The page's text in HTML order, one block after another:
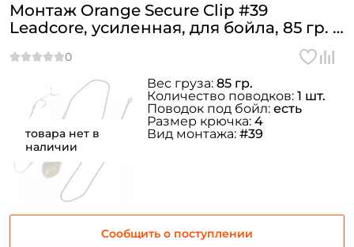
товара нет в
наличии
Монтаж Orange Secure Clip #39
Leadcore, усиленная, для бойла, 85 гр. (1
Сообщить о поступлении
Вес груза: 85 гр.
Количество поводков: 1 шт.
Поводок под бойл: есть
Размер крючка: 4
Вид монтажа: #39